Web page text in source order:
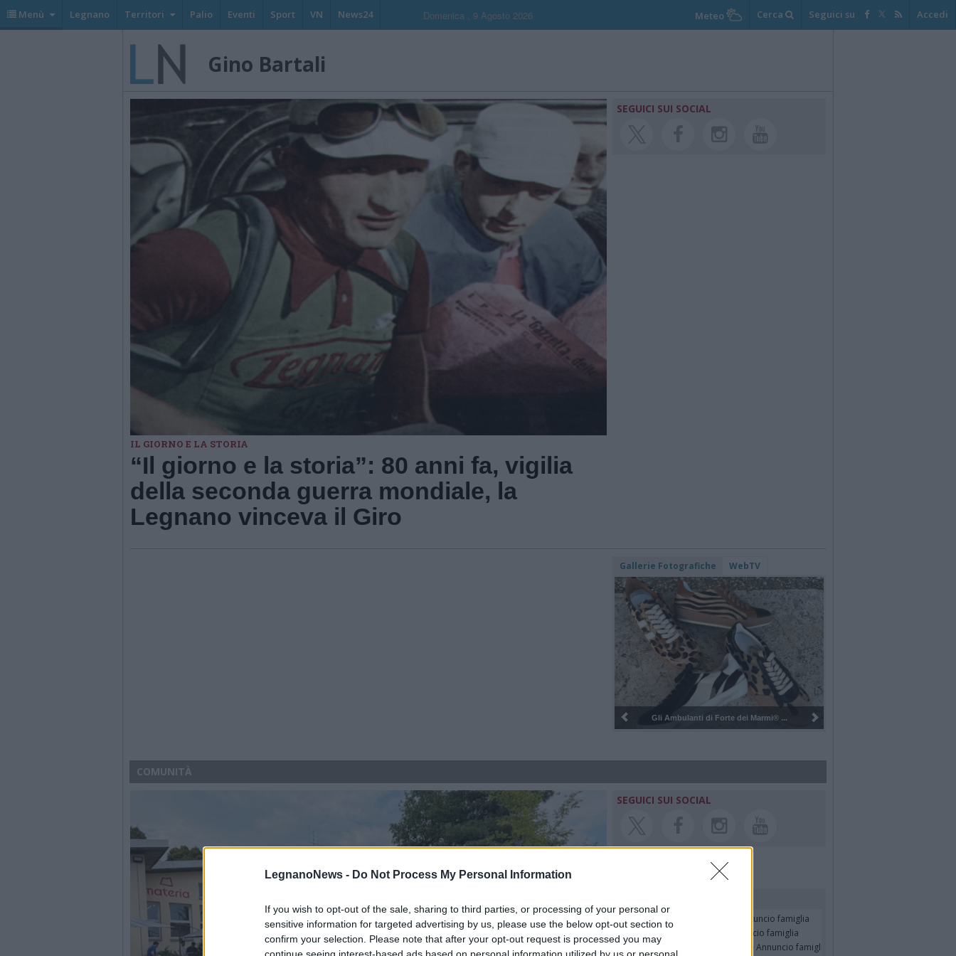
LegnanoNews - Do Not Process My Personal Information
If you wish to opt-out of the sale, sharing to third parties, or processing of your personal or
sensitive information for targeted advertising by us, please use the below opt-out section to
confirm your selection. Please note that after your opt-out request is processed you may
Menù Legnano Territori Palio Eventi Sport VN News24 Domenica , 9 Agosto 2026 Meteo Cerca Seguici su Accedi
Gino Bartali
IL GIORNO E LA STORIA
“Il giorno e la storia”: 80 anni fa, vigilia
della seconda guerra mondiale, la
Legnano vinceva il Giro
SEGUICI SUI SOCIAL
Gallerie Fotografiche WebTV
Pulizia del bosco del Rugareto a ...
COMUNITÀ
SEGUICI SUI SOCIAL
Raffaella Russo in Muner
- Annuncio famiglia
Romano Giudici (Roby)
- Annuncio famiglia
LUISELLA BRESCIANI in CADEO
- Annuncio famiglia